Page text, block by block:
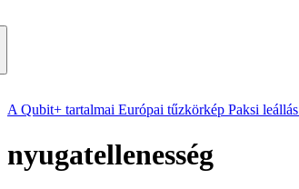
A Qubit+ tartalmai Európai tűzkörkép Paksi leállás
nyugatellenesség